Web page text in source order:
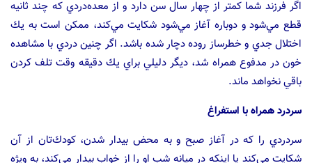
اگر فرزند شما كمتر از چهار سال سن دارد و از معده‌دردي كه چند ثانيه
قطع مي‌شود و دوباره آغاز مي‌شود شكايت مي‌كند، ممكن است به يك
اختلال جدي و خطرساز روده دچار شده باشد. اگر چنين دردي با مشاهده
خون در مدفوع همراه شد، ديگر دليلي براي يك دقيقه وقت تلف كردن
باقي نخواهد ماند.
سردرد همراه با استفراغ
سردردي را كه در آغاز صبح و به محض بيدار شدن، كودك‌تان از آن
شكايت مي‌كند يا اينكه در ميانه شب او را از خواب بيدار مي‌كند، به ويژه